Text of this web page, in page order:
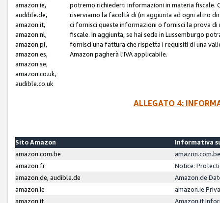
amazon.ie,
audible.de,
amazon.it,
amazon.nl,
amazon.pl,
amazon.es,
amazon.se,
amazon.co.uk,
audible.co.uk
potremo richiederti informazioni in materia fiscale.
riserviamo la facoltà di (in aggiunta ad ogni altro
ci fornisci queste informazioni o fornisci la prova
fiscale. In aggiunta, se hai sede in Lussemburgo
fornisci una fattura che rispetta i requisiti di una
Amazon pagherà l'IVA applicabile.
ALLEGATO 4:
Sito Amazon
Informativa
amazon.com.be
amazon.fr
Notice:
amazon.de, audible.de
Amazon.de
amazon.ie
amazon.ie
amazon.it
Amazon.it